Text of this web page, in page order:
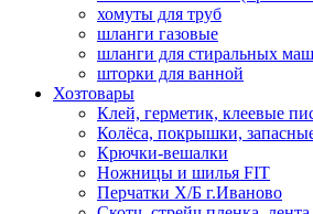
хомуты для труб
шланги газовые
шланги для стиральных
шторки для ванной
Хозтовары
Клей, герметик, клеевые
Колёса, покрышки,
Крючки-вешалки
Ножницы и шилья FIT
Перчатки Х/Б г.Иваново